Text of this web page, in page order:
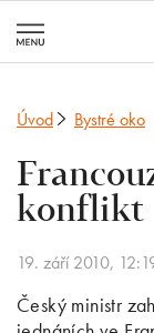
Úvod Bystré oko
konflikt
19. září 2010,
Český ministr